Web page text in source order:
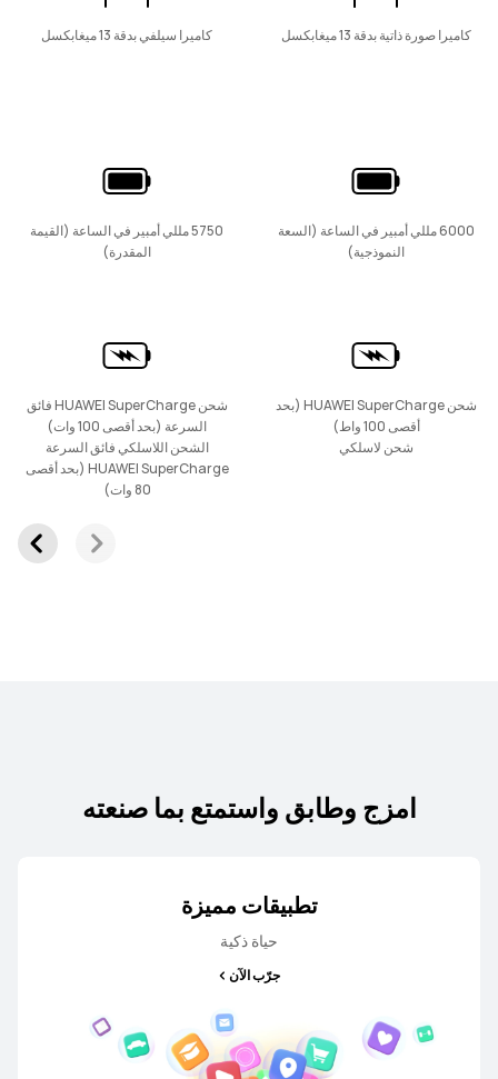
nova سلسلة
تعرّف على المزيد
تعرّف على المزيد
تعرّف على المزيد
HUAWEI nova 13
كاميرا صورة ذاتية بدقة 13 ميغابكسل
6000 مللي أمبير في الساعة (السعة
النموذجية)
شحن HUAWEI SuperCharge (بحد
أقصى 100 واط)
شحن لاسلكي
كاميرا سيلفي بدقة 13 ميغابكسل
5750 مللي أمبير في الساعة (القيمة
المقدرة)
شحن HUAWEI SuperCharge فائق
السرعة (بحد أقصى 100 وات)
الشحن اللاسلكي فائق السرعة
HUAWEI SuperCharge (بحد أقصى
80 وات)
امزج وطابق واستمتع بما صنعته
تطبيقات مميزة
حياة ذكية
جرّب الآن